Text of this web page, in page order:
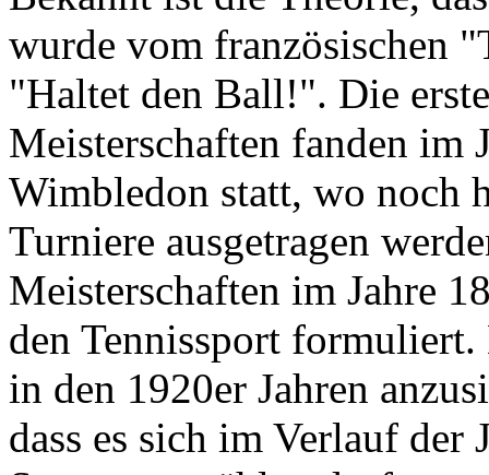
wurde vom französischen
"Haltet den Ball!". Die
Meisterschaften fanden im
Wimbledon statt, wo noch
Turniere ausgetragen
Meisterschaften im Jahre
den Tennissport
in den 1920er Jahren
dass es sich im Verlauf der